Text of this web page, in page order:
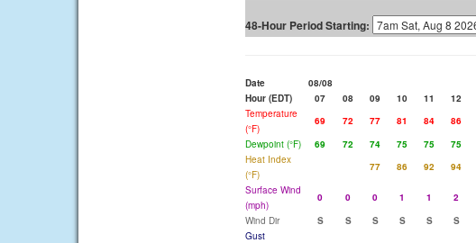
48-Hour Period Starting:
Date 08/08
Hour (EDT)
07 08 09 10 11 12
Temperature
(°F)
69 72 77 81 84 86
Dewpoint (°F)
69 72 74 75 75 75
Heat Index
(°F)
77 86 92 94
Surface Wind
(mph)
0 0 0 1 1 2
Wind Dir
S S S S S S
Gust